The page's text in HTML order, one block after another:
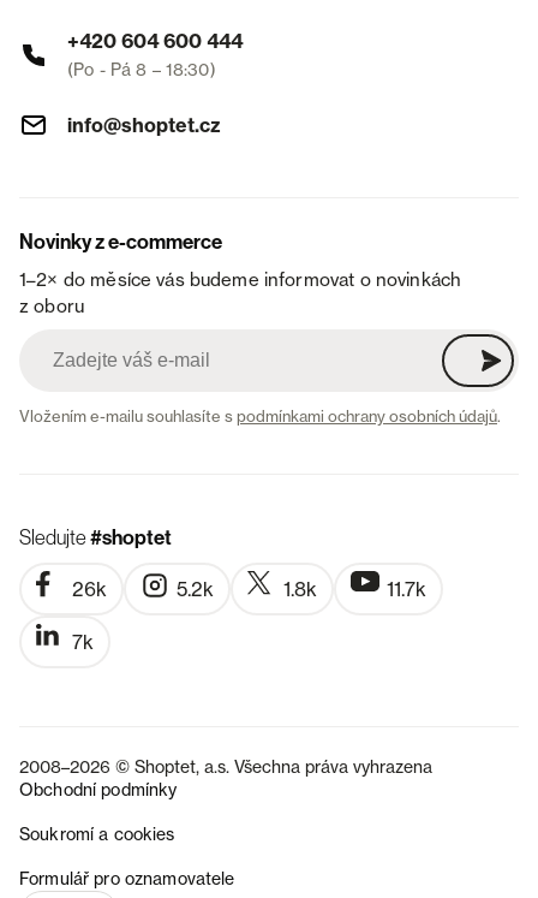
+420 604 600 444
(Po - Pá 8 – 18:30)
info@shoptet.cz
Novinky z e-commerce
1–2× do měsíce vás budeme informovat o novinkách
z oboru
Vložením e-mailu souhlasíte spodmínkami ochrany osobních údajů.
Sledujte#shoptet
26k 5.2k 1.8k 11.7k
7k
2008–2026 © Shoptet, a.s. Všechna práva vyhrazena
Obchodní podmínky
Soukromí a cookies
Formulář pro oznamovatele